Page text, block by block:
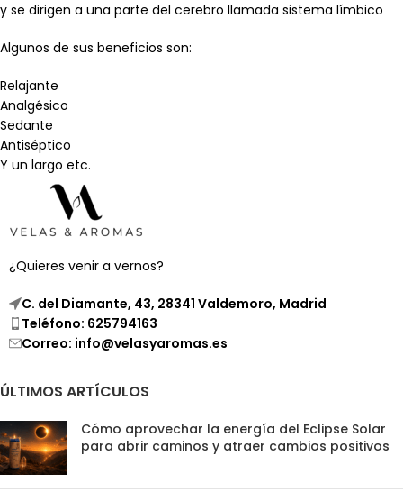
y se dirigen a una parte del cerebro llamada sistema límbico
Algunos de sus beneficios son:
Relajante
Analgésico
Sedante
Antiséptico
Y un largo etc.
¿Quieres venir a vernos?
C. del Diamante, 43, 28341 Valdemoro, Madrid
Teléfono: 625794163
Correo: info@velasyaromas.es
ÚLTIMOS ARTÍCULOS
Cómo aprovechar la energía del Eclipse Solar
para abrir caminos y atraer cambios positivos